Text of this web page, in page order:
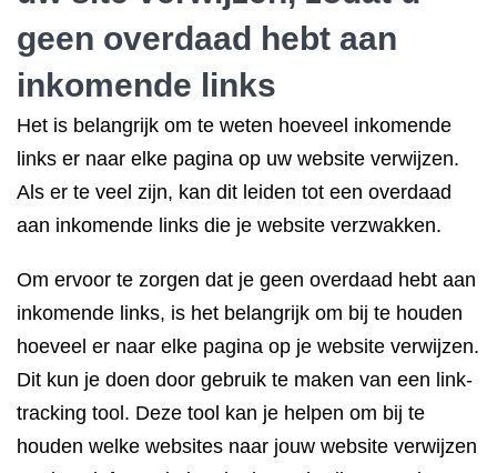
geen overdaad hebt aan
inkomende links
Het is belangrijk om te weten hoeveel inkomende
links er naar elke pagina op uw website verwijzen.
Als er te veel zijn, kan dit leiden tot een overdaad
aan inkomende links die je website verzwakken.
Om ervoor te zorgen dat je geen overdaad hebt aan
inkomende links, is het belangrijk om bij te houden
hoeveel er naar elke pagina op je website verwijzen.
Dit kun je doen door gebruik te maken van een link-
tracking tool. Deze tool kan je helpen om bij te
houden welke websites naar jouw website verwijzen